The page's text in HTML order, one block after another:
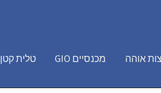
אוהה מכנסיים GIO טלית קטן